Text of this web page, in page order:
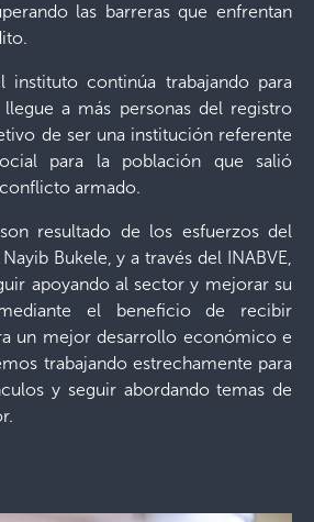
las barreras que enfrentan
instituto continúa trabajando para
a más personas del registro
de ser una institución referente
para la población que salió
armado.
resultado de los esfuerzos del
Bukele, y a través del INABVE,
apoyando al sector y mejorar su
el beneficio de recibir
un mejor desarrollo económico e
trabajando estrechamente para
y seguir abordando temas de